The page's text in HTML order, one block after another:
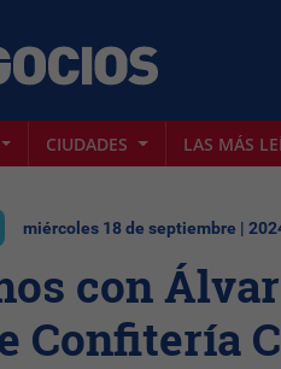
CIUDADES LAS MÁS
miércoles 18 de septiembre |
con
Confitería